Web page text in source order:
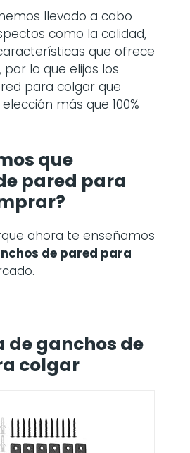
llevado a cabo
como la calidad,
que ofrece
lo que elijas los
para colgar que
más que 100%
que
pared para
ahora te enseñamos
de pared para
de ganchos de
colgar